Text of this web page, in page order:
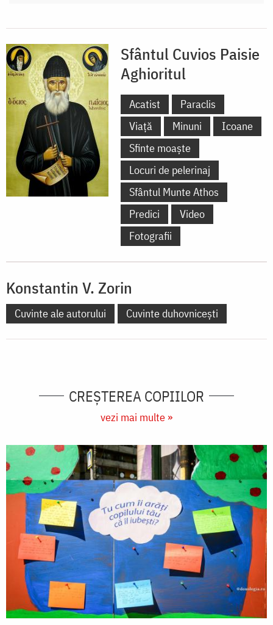
Sfântul Cuvios Paisie
Aghioritul
Acatist
Paraclis
Viață
Minuni
Icoane
Sfinte moaște
Locuri de pelerinaj
Sfântul Munte Athos
Predici
Video
Fotografii
Konstantin V. Zorin
Cuvinte ale autorului Cuvinte duhovnicești
CREŞTEREA COPIILOR
vezi mai multe »